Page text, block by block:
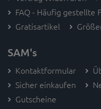
FAQ - Häufig gestellte
Gratisartikel
SAM's
Kontaktformular
Sicher einkaufen
Gutscheine